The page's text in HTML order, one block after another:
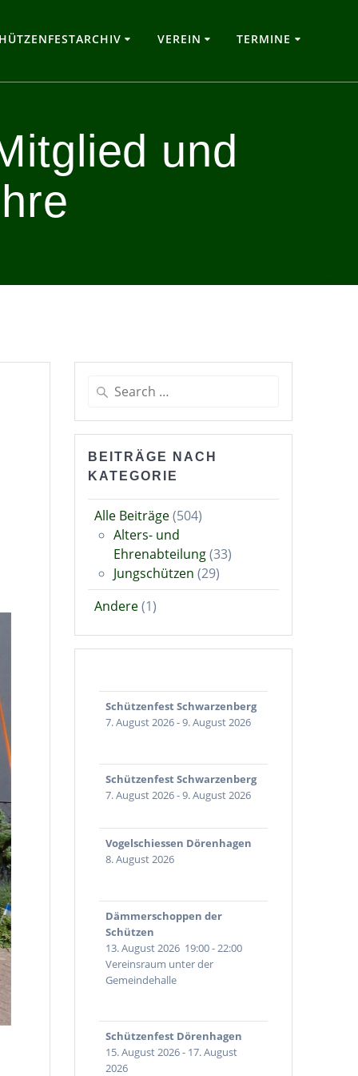
VEREIN TERMINE
und
Search
BEITRÄGE NACH
KATEGORIE
Alle Beiträge(504)
Alters- und
Ehrenabteilung(33)
Jungschützen (29)
Andere(1)
Schützenfest Schwarzenberg
7. August 2026-9. August 2026
Schützenfest Schwarzenberg
7. August 2026-9. August 2026
Vogelschiessen Dörenhagen
8. August 2026
Dämmerschoppen der
Schützen
13. August 2026 19:00-22:00
Vereinsraum unter der
Gemeindehalle
Schützenfest Dörenhagen
15. August 2026- 17. August
2026